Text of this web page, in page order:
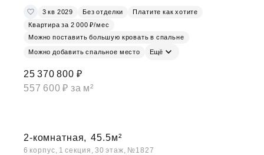
3 кв 2029 Без отделки
Платите как хотите
Квартира за 2 000 ₽/мес
Можно поставить большую кровать в спальне
Можно добавить спальное место Ещё
25 370 800 ₽
557 600 ₽ за м²
2-комнатная, 45.5м²
6 корпус, 1 секция, 30 этаж, №1827